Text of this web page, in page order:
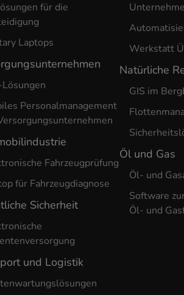
für die
Laptops
Lösungen
Personalmanagement
Fahrzeugprüfung
für Fahrzeugdiagnose
Sicherheit
und Logistik
Werkstatt
Natürliche
GIS im
Öl und Gas
Öl- und
Software
Öl- und